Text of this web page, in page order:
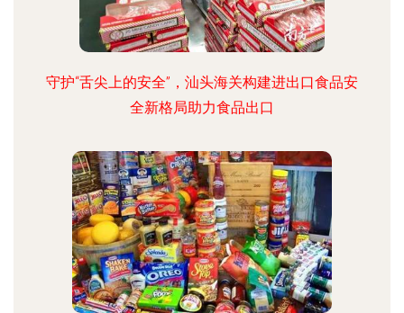
守护“舌尖上的安全”，汕头海关构建进出口食品安
全新格局助力食品出口